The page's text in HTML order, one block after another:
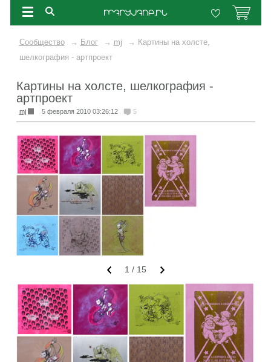
Сообщество → Блог → mj → Картины на холсте,
шелкография - артпроект
Картины на холсте, шелкография -
артпроект
mj 5 февраля 2010 03:26:12 5
1 / 15